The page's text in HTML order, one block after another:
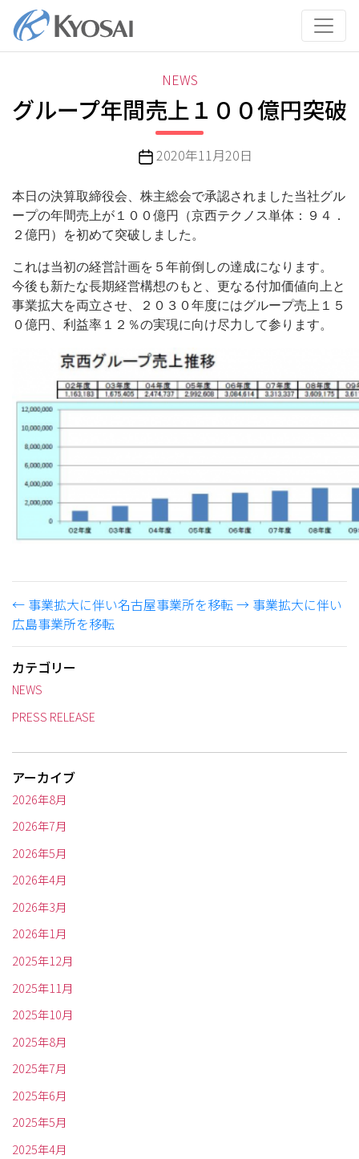
テ
カ
テ
ゴ
リ
ー
NEWS
グループ年間売上１００億円突破
投
日
2020年11月20日
本日の決算取締役会、株主総会で承認されました当社グル
ープの年間売上が１００億円（京西テクノス単体：９４．
２億円）を初めて突破しました。
これは当初の経営計画を５年前倒しの達成になります。
今後も新たな長期経営構想のもと、更なる付加価値向上と
事業拡大を両立させ、２０３０年度にはグループ売上１５
０億円、利益率１２％の実現に向け尽力して参ります。
← 事業拡大に伴い名古屋事業所を移転→ 事業拡大に伴い
広島事業所を移転
カテゴリー
NEWS
PRESS RELEASE
アーカイブ
2026年8月
2026年7月
2026年5月
2026年4月
2026年3月
2026年1月
2025年12月
2025年11月
2025年10月
2025年8月
2025年7月
2025年6月
2025年5月
2025年4月